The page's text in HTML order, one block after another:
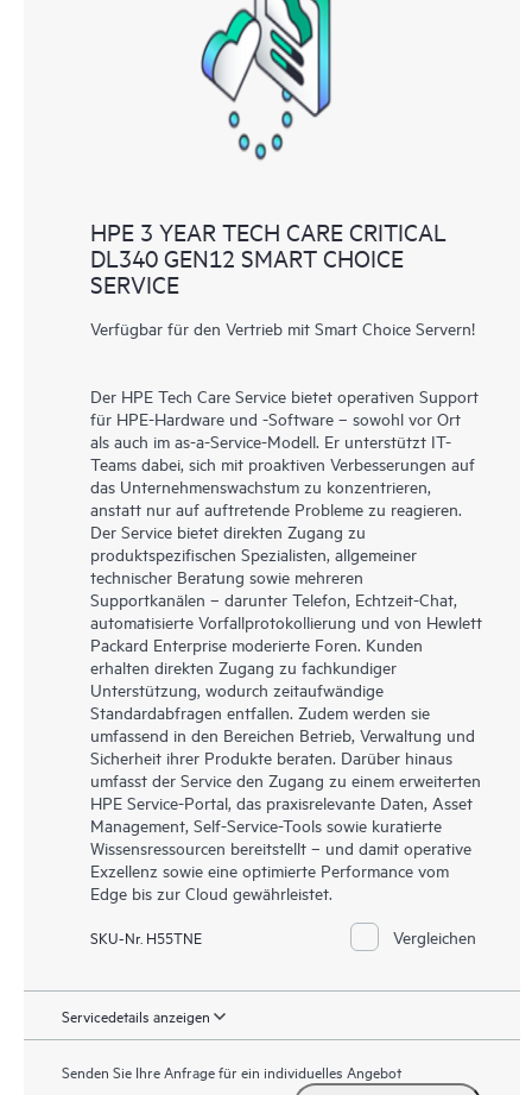
abgedeckt sind. Den Kunden bietet sich eine einfachere
Verwaltung ihrer Assets. Sie sehen auf einen Blick, welche
Produkte in ihrer IT-Umgebung installiert sind und wie sie
interagieren. Mit neuen Self-Service-Tools können Kunden
ohne Supportanfragen stellen zu müssen bestimmte Aktionen
selbst ausführen und ein Portal mit sorgfältig
Service ermöglicht den Zugang zu HPE Ressourcen, die einen
Beitrag für Operational Excellence und Leistungsoptimierung
vom Edge bis zur Cloud leisten.
HPE 3 YEAR TECH CARE CRITICAL
DL340 GEN12 SMART CHOICE
SERVICE
Verfügbar für den Vertrieb mit Smart Choice Servern!
Der HPE Tech Care Service bietet operativen Support
für HPE-Hardware und -Software – sowohl vor Ort
als auch im as-a-Service-Modell. Er unterstützt IT-
Teams dabei, sich mit proaktiven Verbesserungen auf
das Unternehmenswachstum zu konzentrieren,
anstatt nur auf auftretende Probleme zu reagieren.
Der Service bietet direkten Zugang zu
produktspezifischen Spezialisten, allgemeiner
technischer Beratung sowie mehreren
Supportkanälen – darunter Telefon, Echtzeit-Chat,
automatisierte Vorfallprotokollierung und von Hewlett
Packard Enterprise moderierte Foren. Kunden
erhalten direkten Zugang zu fachkundiger
Unterstützung, wodurch zeitaufwändige
Standardabfragen entfallen. Zudem werden sie
umfassend in den Bereichen Betrieb, Verwaltung und
Sicherheit ihrer Produkte beraten. Darüber hinaus
umfasst der Service den Zugang zu einem erweiterten
HPE Service-Portal, das praxisrelevante Daten, Asset
Management, Self-Service-Tools sowie kuratierte
Wissensressourcen bereitstellt – und damit operative
Exzellenz sowie eine optimierte Performance vom
Edge bis zur Cloud gewährleistet.
SKU-Nr. H55TNE Vergleichen
Servicedetails anzeigen
Senden Sie Ihre Anfrage für ein individuelles Angebot